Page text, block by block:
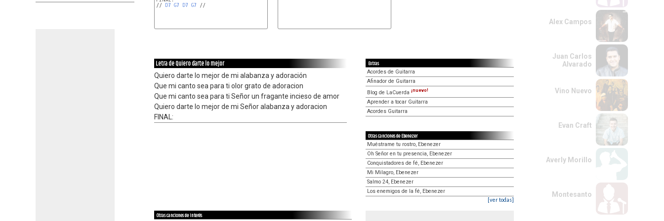
// D7 G7 D7 G7 //
Letra de Quiero darte lo mejor
Quiero darte lo mejor de mi alabanza y adoración
Que mi canto sea para ti olor grato de adoracion
Que mi canto sea para ti Señor un fragante incieso de amor
Quiero darte lo mejor de mi Señor alabanza y adoracion
FINAL:
Extras
Acordes de Guitarra
Afinador de Guitarra
Blog de LaCuerda ¡nuevo!
Aprender a tocar Guitarra
Acordes Guitarra
Otras canciones de Ebenezer
Muéstrame tu rostro, Ebenezer
Oh Señor en tu presencia, Ebenezer
Conquistadores de fé, Ebenezer
Mi Milagro, Ebenezer
Salmo 24, Ebenezer
Los enemigos de la fé, Ebenezer
[ver todas]
Otras canciones de interés
Alex Campos
Juan Carlos
Alvarado
Vino Nuevo
Evan Craft
Averly Morillo
Montesanto